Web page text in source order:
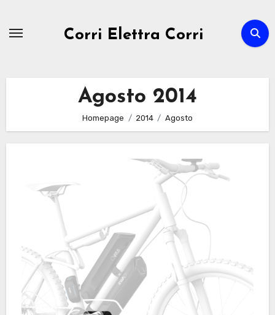
Corri Elettra Corri
Agosto 2014
Homepage 2014 Agosto